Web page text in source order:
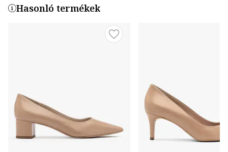
Hasonló termékek